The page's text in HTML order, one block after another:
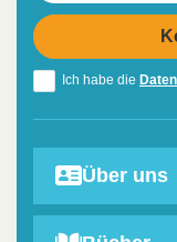
Ich habe die
Über uns